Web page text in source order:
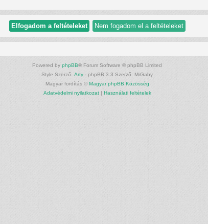
Powered by phpBB® Forum Software © phpBB Limited
Style Szerző: Arty - phpBB 3.3 Szerző: MrGaby
Magyar fordítás © Magyar phpBB Közösség
Adatvédelmi nyilatkozat| Használati feltételek